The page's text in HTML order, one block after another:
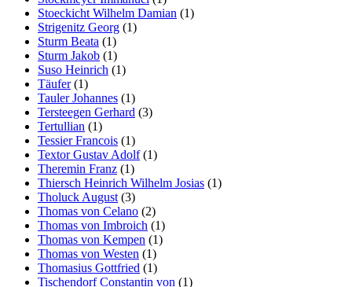
Stoeckicht Wilhelm Damian (1)
Strigenitz Georg (1)
Sturm Beata (1)
Sturm Jakob (1)
Suso Heinrich (1)
Täufer(1)
Tauler Johannes (1)
Tersteegen Gerhard (3)
Tertullian (1)
Tessier Francois (1)
Textor Gustav Adolf(1)
Theremin Franz (1)
Thiersch Heinrich Wilhelm Josias (1)
Tholuck August (3)
Thomas von Celano (2)
Thomas von Imbroich (1)
Thomas von Kempen (1)
Thomas von Westen (1)
Thomasius Gottfried (1)
Tischendorf Constantin von (1)